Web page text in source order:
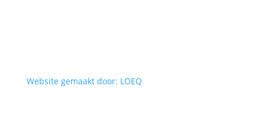
Website gemaakt door: LOEQ